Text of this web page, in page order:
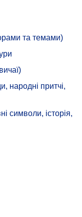
та темами)
народні притчі,
символи, історія,